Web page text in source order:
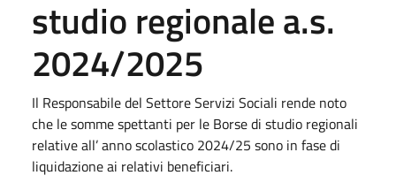
studio regionale a.s.
2024/2025
Il Responsabile del Settore Servizi Sociali rende noto
che le somme spettanti per le Borse di studio regionali
relative all’ anno scolastico 2024/25 sono in fase di
liquidazione ai relativi beneficiari.